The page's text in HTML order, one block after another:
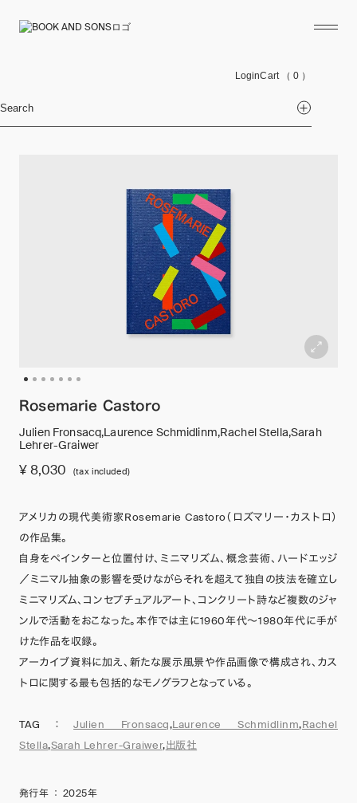
LoginCart （ 0 ）
Search
Rosemarie Castoro
Julien Fronsacq,Laurence Schmidlinm,Rachel Stella,Sarah
Lehrer-Graiwer
¥ 8,030 (tax included)
アメリカの現代美術家Rosemarie Castoro（ロズマリー・カストロ）
の作品集。
自身をペインターと位置付け、ミニマリズム、概念芸術、ハードエッジ
／ミニマル抽象の影響を受けながらそれを超えて独自の技法を確立し
ミニマリズム、コンセプチュアルアート、コンクリート詩など複数のジャ
ンルで活動をおこなった。本作では主に1960年代〜1980年代に手が
けた作品を収録。
アーカイブ資料に加え、新たな展示風景や作品画像で構成され、カス
トロに関する最も包括的なモノグラフとなっている。
TAG：Julien Fronsacq,Laurence Schmidlinm,Rachel
Stella,Sarah Lehrer-Graiwer,出版社
発行年 ： 2025年